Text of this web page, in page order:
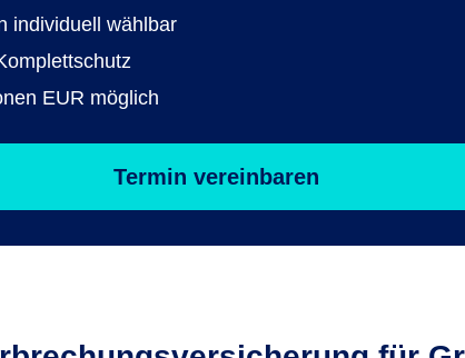
individuell wählbar
EUR möglich
Termin vereinbaren